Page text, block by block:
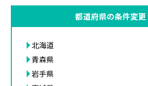
都道府県の条件変更
北海道
青森県
岩手県